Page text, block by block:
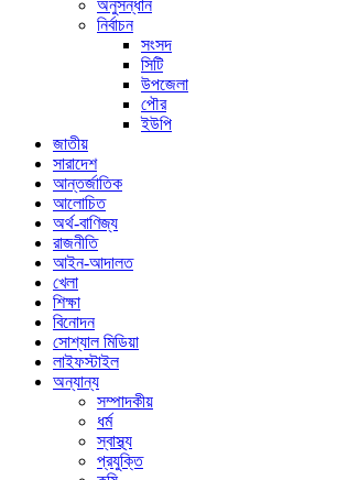
অনুসন্ধান
নির্বাচন
সংসদ
সিটি
উপজেলা
পৌর
ইউপি
জাতীয়
সারাদেশ
আন্তর্জাতিক
আলোচিত
অর্থ-বাণিজ্য
রাজনীতি
আইন-আদালত
খেলা
শিক্ষা
বিনোদন
সোশ্যাল মিডিয়া
লাইফস্টাইল
অন্যান্য
সম্পাদকীয়
ধর্ম
স্বাস্থ্য
প্রযুক্তি